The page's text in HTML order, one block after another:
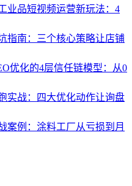
业品短视频运营新玩法：4
指南：三个核心策略让店铺
优化的4层信任链模型：从0
实战：四大优化动作让询盘
案例：涂料工厂从亏损到月